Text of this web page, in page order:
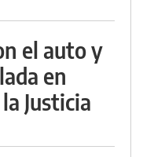
el auto y
en
Justicia